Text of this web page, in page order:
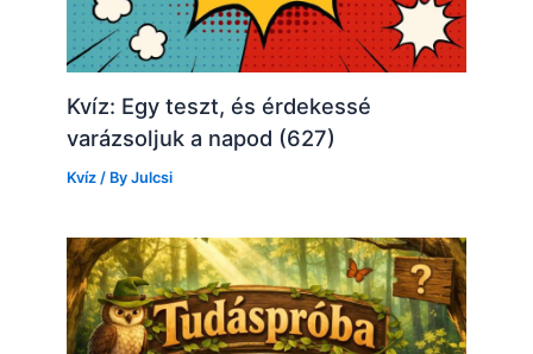
Kvíz: Egy teszt, és érdekessé
varázsoljuk a napod (627)
Kvíz / ByJulcsi